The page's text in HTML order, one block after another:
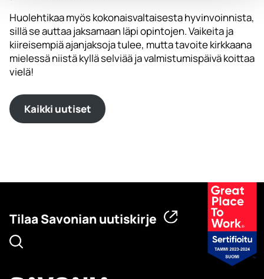
Huolehtikaa myös kokonaisvaltaisesta hyvinvoinnista,
sillä se auttaa jaksamaan läpi opintojen. Vaikeita ja
kiireisempiä ajanjaksoja tulee, mutta tavoite kirkkaana
mielessä niistä kyllä selviää ja valmistumispäivä koittaa
vielä!
Kaikki uutiset
Tilaa Savonian uutiskirje